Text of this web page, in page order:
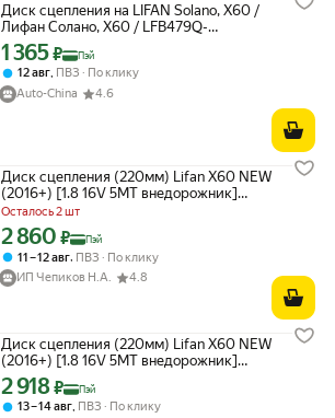
Диск сцепления на LIFAN Solano, X60 /
Лифан Солано, Х60 / LFB479Q-
1601200A3
Цена с картой Яндекс Пэй 1365 ₽ вместо
1 365₽ Пэй
12 авг ПВЗ
По клику
Auto-China
4.6
Диск сцепления (220мм) Lifan X60 NEW
(2016+) [1.8 16V 5MT внедорожник]
LFB479Q1601200A3
Осталось 2 шт
Цена с картой Яндекс Пэй 2860 ₽ вместо
2 860 ₽ Пэй
11 – 12 авг, ПВЗ
По клику
ИП Чепиков Н.А.
4.8
Диск сцепления (220мм) Lifan X60 NEW
(2016+) [1.8 16V 5MT внедорожник]
LFB479Q1601200A3
Цена с картой Яндекс Пэй 2918 ₽ вместо
2 918₽ Пэй
13 – 14 авг, ПВЗ
По клику